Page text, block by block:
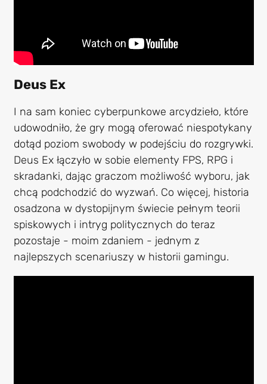
Deus Ex
I na sam koniec cyberpunkowe arcydzieło, które
udowodniło, że gry mogą oferować niespotykany
dotąd poziom swobody w podejściu do rozgrywki.
Deus Ex łączyło w sobie elementy FPS, RPG i
skradanki, dając graczom możliwość wyboru, jak
chcą podchodzić do wyzwań. Co więcej, historia
osadzona w dystopijnym świecie pełnym teorii
spiskowych i intryg politycznych do teraz
pozostaje - moim zdaniem - jednym z
najlepszych scenariuszy w historii gamingu.